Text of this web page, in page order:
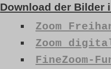
Download der Bilder
Zoom
Zoom
FineZoom-